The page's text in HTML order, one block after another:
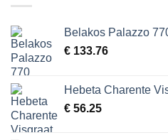
Belakos Palazzo
€ 133.76
Hebeta Charente
€ 56.25